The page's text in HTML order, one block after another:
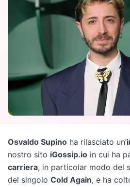
Osvaldo Supino ha rilasciato un’
nostro sito iGossip.io in cui ha
carriera, in particolar modo del
del singolo Cold Again, e ha